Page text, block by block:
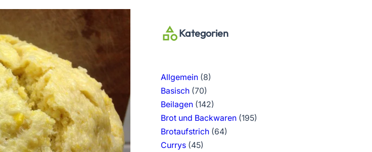
Kategorien
Allgemein(8)
Basisch(70)
Beilagen(142)
Brot und Backwaren(195)
Brotaufstrich(64)
Currys(45)